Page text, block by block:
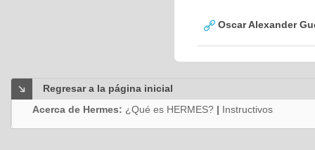
Oscar Alexander
Regresar a la página inicial
Acerca de Hermes: ¿Qué es HERMES? | Instructivos